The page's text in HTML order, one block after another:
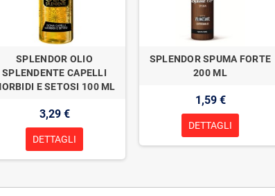
SPLENDOR OLIO
SPLENDENTE CAPELLI
E SETOSI 100 ML
3,29 €
DETTAGLI
SPLENDOR SPUMA FORTE
200 ML
1,59 €
DETTAGLI